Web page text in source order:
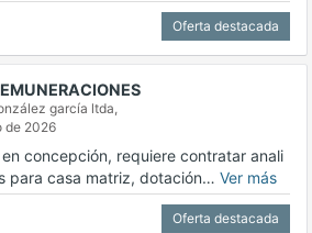
Oferta destacada
garcía ltda,
de 2026
concepción, requiere contratar anali
para casa matriz, dotación… Ver más
Oferta destacada